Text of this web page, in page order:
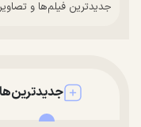
جدیدترین فیلم‌ها و
جدیدترین‌ها